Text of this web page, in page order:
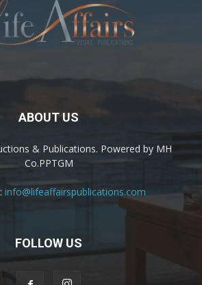
ABOUT US
& Publications. Powered by MH
Co.PPTGM
info@lifeaffairspublications.com
FOLLOW US